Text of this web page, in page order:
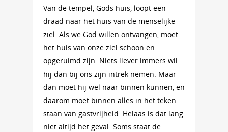
Van de tempel, Gods huis, loopt een
draad naar het huis van de menselijke
ziel. Als we God willen ontvangen, moet
het huis van onze ziel schoon en
opgeruimd zijn. Niets liever immers wil
hij dan bij ons zijn intrek nemen. Maar
dan moet hij wel naar binnen kunnen, en
daarom moet binnen alles in het teken
staan van gastvrijheid. Helaas is dat lang
niet altijd het geval. Soms staat de